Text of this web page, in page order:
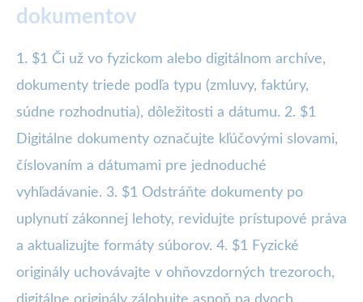
dokumentov
1. $1 Či už vo fyzickom alebo digitálnom archíve,
dokumenty triede podľa typu (zmluvy, faktúry,
súdne rozhodnutia), dôležitosti a dátumu. 2. $1
Digitálne dokumenty označujte kľúčovými slovami,
číslovaním a dátumami pre jednoduché
vyhľadávanie. 3. $1 Odstráňte dokumenty po
uplynutí zákonnej lehoty, revidujte prístupové práva
a aktualizujte formáty súborov. 4. $1 Fyzické
originály uchovávajte v ohňovzdorných trezoroch,